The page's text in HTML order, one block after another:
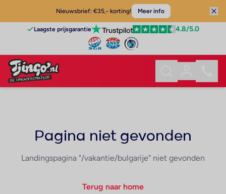
Nieuwsbrief: €35,- korting! Meer info
Laagste prijsgarantie 4.8/5.0
Pagina niet gevonden
Landingspagina "/vakantie/bulgarije" niet gevonden
Terug naar home